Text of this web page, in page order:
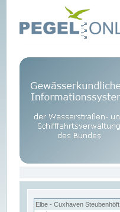
Elbe - Cuxhaven Steubenhöft